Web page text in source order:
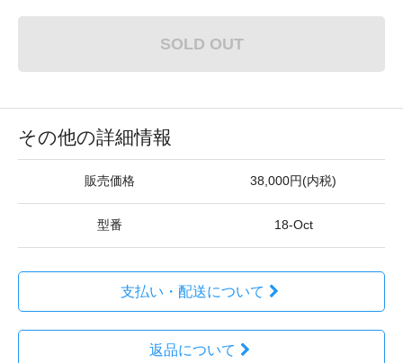
SOLD OUT
その他の詳細情報
販売価格 38,000円(内税)
型番 18-Oct
支払い・配送について
返品について